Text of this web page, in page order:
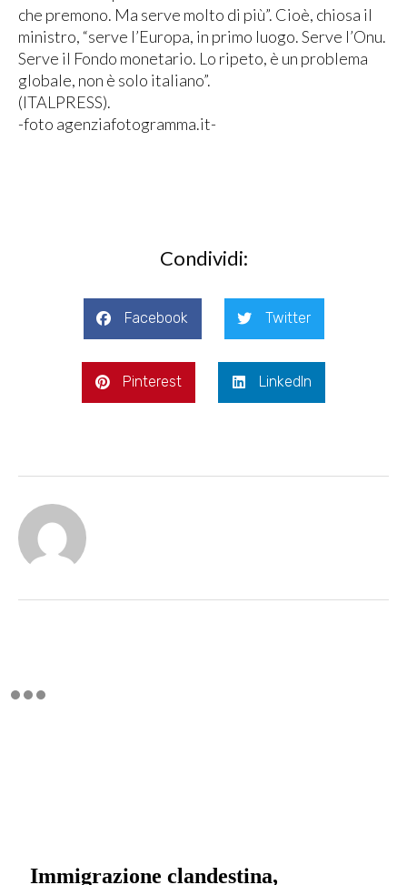
che premono. Ma serve molto di più”. Cioè, chiosa il
ministro, “serve l’Europa, in primo luogo. Serve l’Onu.
Serve il Fondo monetario. Lo ripeto, è un problema
globale, non è solo italiano”.
(ITALPRESS).
-foto agenziafotogramma.it-
Condividi:
Facebook Twitter
Pinterest LinkedIn
Immigrazione clandestina,